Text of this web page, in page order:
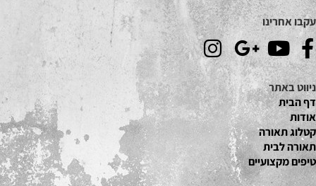
עקבו אחרינו
ניווט באתר
דף הבית
אודות
קטלוג תאורה
תאורה לבית
טיפים מקצועיים